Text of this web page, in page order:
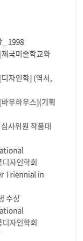
_ 1998
국미술학교와
자인학] (역서,
우하우스](기획
사위원 작품대
자인학회
Triennial in
수상
자인학회